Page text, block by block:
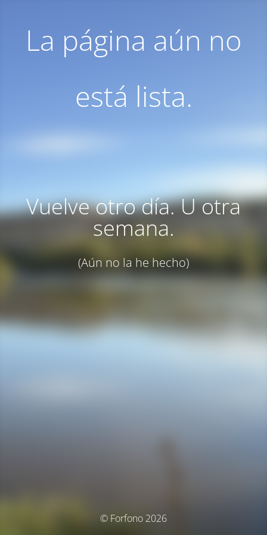
La página aún no
está lista.
Vuelve otro día. U otra
semana.
(Aún no la he hecho)
© Forfono 2026